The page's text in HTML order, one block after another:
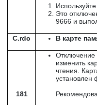
Это
9666 и
C.rdo В карте
181
Отключение
изменить
чтения.
установлен